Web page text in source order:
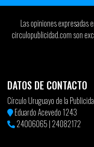
Las opiniones expresadas
circulopublicidad.com son
DATOS DE CONTACTO
Círculo Uruguayo de la
Eduardo Acevedo 1243
24006065 | 24082172